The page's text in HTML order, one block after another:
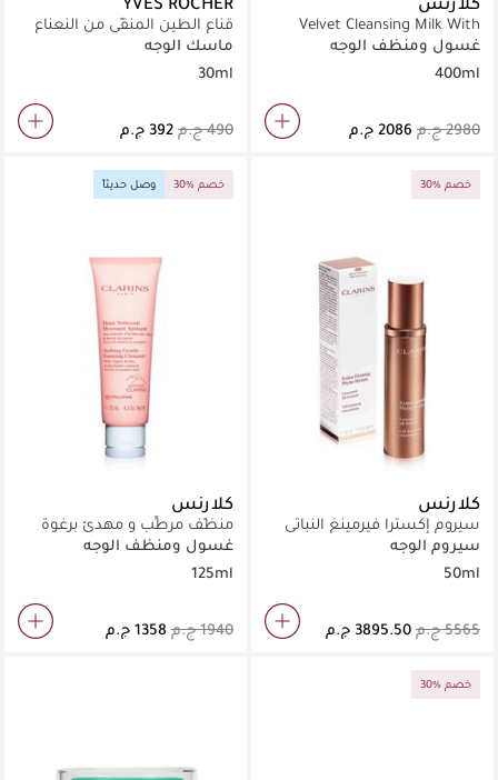
Velvet Cleansing Milk With
Alpine Golden Gentian & Lemon
Balm Extracts 400 ml
غسول ومنظف الوجه
400ml
قناع الطين المنقّي من النعناع
النقي
ماسك الوجه
30ml
30% خصم
كلارنس
سيروم إكسترا فيرمينغ النباتي
50مل
سيروم الوجه
50ml
30% خصم وصل حديثاً
كلارنس
منظّف مرطِّب و مهدئ برغوة
لطيفة 125مل
غسول ومنظف الوجه
125ml
30% خصم